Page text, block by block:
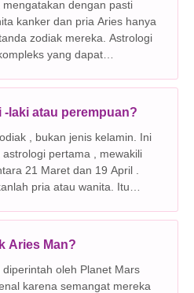
dengan pasti
kanker dan pria Aries hanya
zodiak mereka. Astrologi
yang dapat
Inilah alasannya:
laki atau perempuan?
Ini
April .
pria atau wanita. Itu
kelamin apa pun.
Aries Man?
oleh Planet Mars
karena semangat mereka